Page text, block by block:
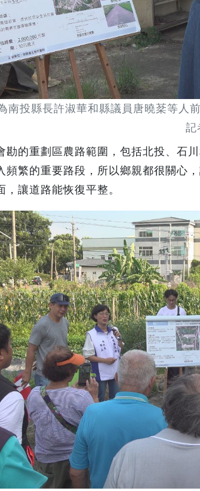
南投縣長許淑華和縣議員唐曉棻等人
記
勘的重劃區農路範圍，包括北投、石
頻繁的重要路段，所以鄉親都很關心
，讓道路能恢復平整。